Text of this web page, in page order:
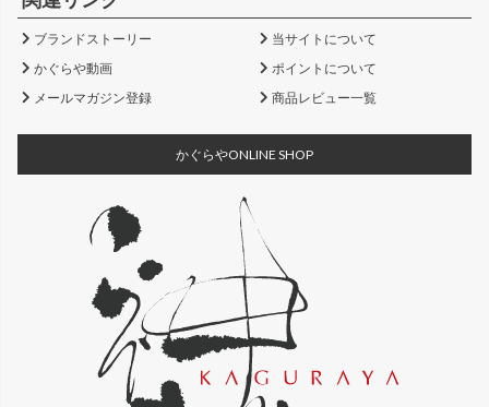
ブランドストーリー
当サイトについて
かぐらや動画
ポイントについて
メールマガジン登録
商品レビュー一覧
かぐらやONLINE SHOP